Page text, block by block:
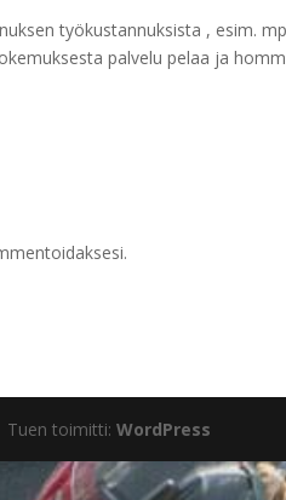
työkustannuksista , esim.
palvelu pelaa ja
Tuen toimitti:WordPress